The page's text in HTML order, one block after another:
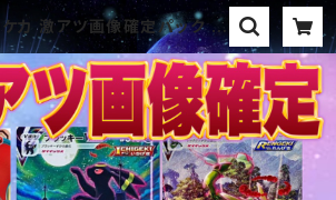
カ 激アツ画像確定パック オ
リパ ブラザーズ オリパ専
ケカ、ワンピース、遊戯王、ヴ
イス、ドラゴンボール)